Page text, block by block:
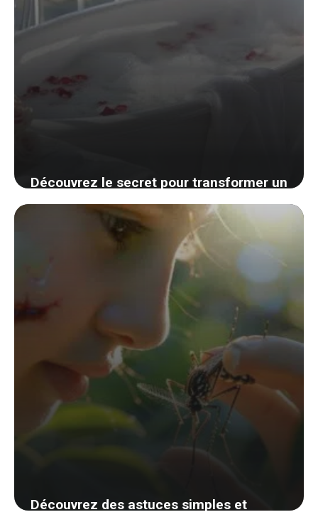
Découvrez le secret pour transformer un
bain ordinaire en une expérience
revigorante et énergisante
Découvrez des astuces simples et